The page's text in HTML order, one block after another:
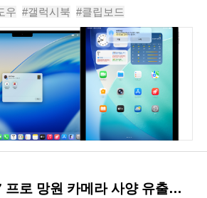
시 북을 비롯한 윈도우 기반 PC에서도
용을 바로 붙여넣을..
우 #갤럭시북 #클립보드
#마이크로소프트
프로 망원 카메라 사양 유출…